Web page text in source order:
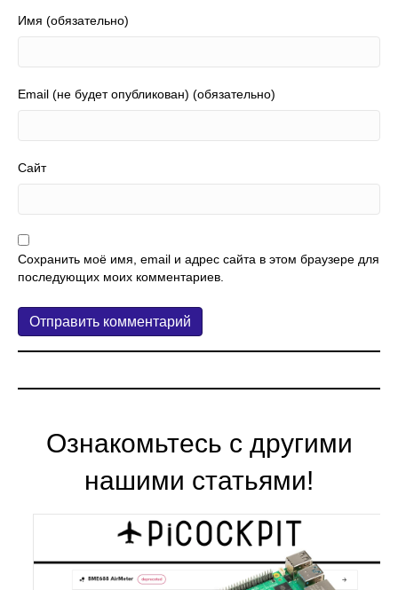
Имя (обязательно)
Email (не будет опубликован) (обязательно)
Сайт
Сохранить моё имя, email и адрес сайта в этом браузере для
последующих моих комментариев.
Ознакомьтесь с другими
нашими статьями!